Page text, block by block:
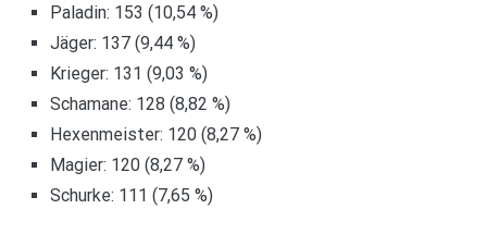
Paladin: 153 (10,54 %)
Jäger: 137 (9,44 %)
Krieger: 131 (9,03 %)
Schamane: 128 (8,82 %)
Hexenmeister: 120 (8,27 %)
Magier: 120 (8,27 %)
Schurke: 111 (7,65 %)